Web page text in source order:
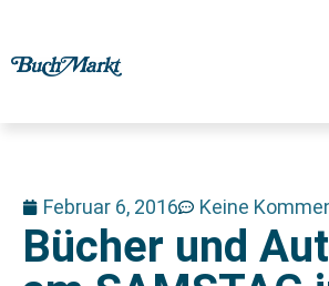
Februar 6, 2016 Keine
Bücher und